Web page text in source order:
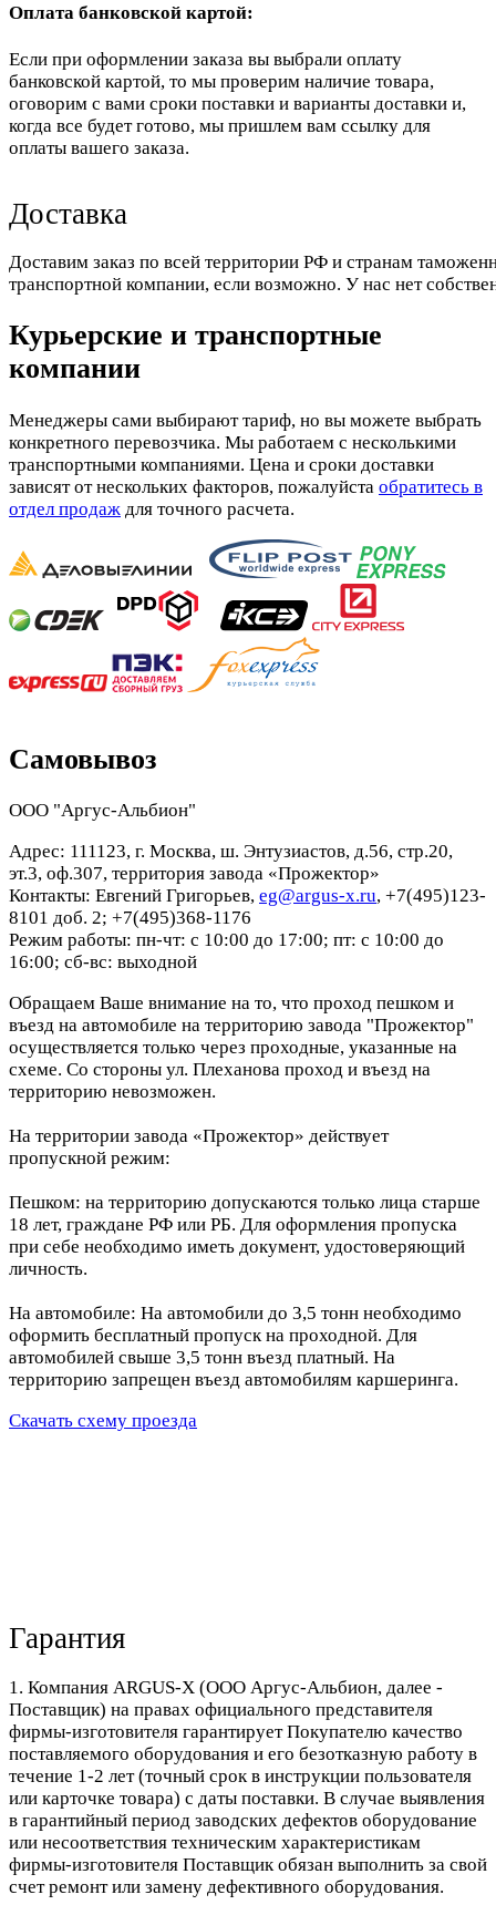
Оплата банковской картой:
Если при оформлении заказа вы выбрали оплату
банковской картой, то мы проверим наличие товара,
оговорим с вами сроки поставки и варианты доставки и,
когда все будет готово, мы пришлем вам ссылку для
оплаты вашего заказа.
Доставка
Доставим заказ по всей территории РФ и странам
транспортной компании, если возможно. У нас нет
Курьерские и транспортные
компании
Менеджеры сами выбирают тариф, но вы можете выбрать
конкретного перевозчика. Мы работаем с несколькими
транспортными компаниями. Цена и сроки доставки
зависят от нескольких факторов, пожалуйста обратитесь в
отдел продаж для точного расчета.
Самовывоз
ООО "Аргус-Альбион"
Адрес: 111123, г. Москва, ш. Энтузиастов, д.56, стр.20,
эт.3, оф.307, территория завода «Прожектор»
Контакты: Евгений Григорьев, eg@argus-x.ru, +7(495)123-
8101 доб. 2; +7(495)368-1176
Режим работы: пн-чт: с 10:00 до 17:00; пт: с 10:00 до
16:00; сб-вс: выходной
Обращаем Ваше внимание на то, что проход пешком и
въезд на автомобиле на территорию завода "Прожектор"
осуществляется только через проходные, указанные на
схеме. Со стороны ул. Плеханова проход и въезд на
территорию невозможен.
На территории завода «Прожектор» действует
пропускной режим:
Пешком: на территорию допускаются только лица старше
18 лет, граждане РФ или РБ. Для оформления пропуска
при себе необходимо иметь документ, удостоверяющий
личность.
На автомобиле: На автомобили до 3,5 тонн необходимо
оформить бесплатный пропуск на проходной. Для
автомобилей свыше 3,5 тонн въезд платный. На
территорию запрещен въезд автомобилям каршеринга.
Скачать схему проезда
Гарантия
1. Компания ARGUS-X (ООО Аргус-Альбион, далее -
Поставщик) на правах официального представителя
фирмы-изготовителя гарантирует Покупателю качество
поставляемого оборудования и его безотказную работу в
течение 1-2 лет (точный срок в инструкции пользователя
или карточке товара) с даты поставки. В случае выявления
в гарантийный период заводских дефектов оборудование
или несоответствия техническим характеристикам
фирмы-изготовителя Поставщик обязан выполнить за свой
счет ремонт или замену дефективного оборудования.